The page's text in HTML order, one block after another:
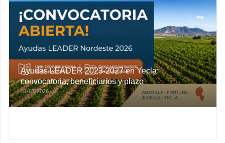
Ayudas LEADER 2023-2027 en Yecla:
convocatoria, beneficiarios y plazo
31-07-2026